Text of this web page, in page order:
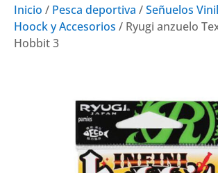
Inicio / Pesca deportiva /Señuelos
Hoock y Accesorios / Ryugi anzuelo
Hobbit 3